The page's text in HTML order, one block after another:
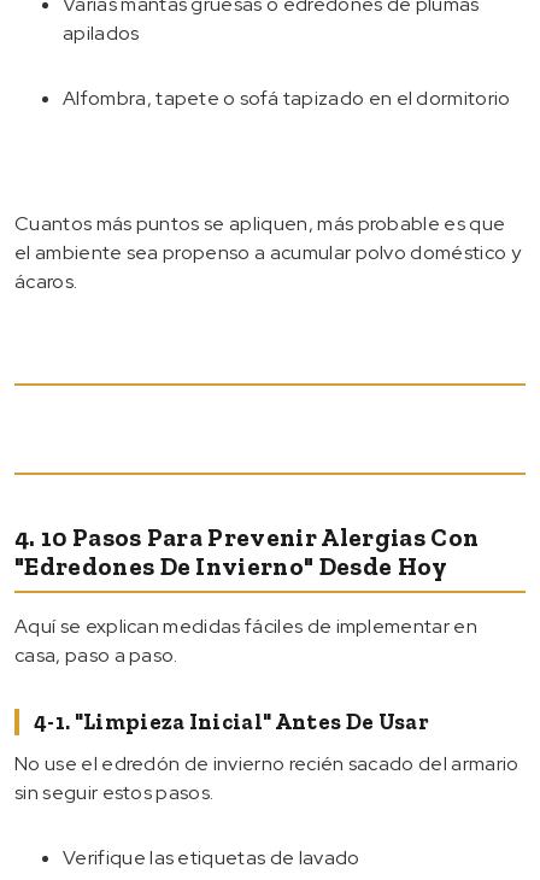
apilados
Alfombra, tapete o sofá tapizado en el dormitorio
Cuantos más puntos se apliquen, más probable es que
el ambiente sea propenso a acumular polvo doméstico y
ácaros.
4. 10 Pasos Para Prevenir Alergias Con
"edredones De Invierno" Desde Hoy
Aquí se explican medidas fáciles de implementar en
casa, paso a paso.
4-1. "Limpieza Inicial" Antes De Usar
No use el edredón de invierno recién sacado del armario
sin seguir estos pasos.
Verifique las etiquetas de lavado